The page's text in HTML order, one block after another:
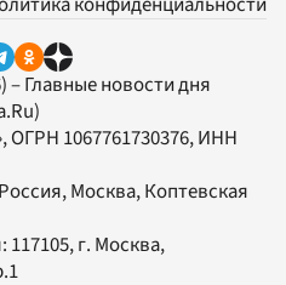
– Главные новости дня
, ОГРН 1067761730376, ИНН
Москва, Коптевская
117105, г. Москва,